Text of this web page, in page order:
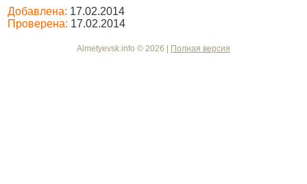
Добавлена: 17.02.2014
Проверена: 17.02.2014
Almetyevsk.info © 2026 | Полная версия